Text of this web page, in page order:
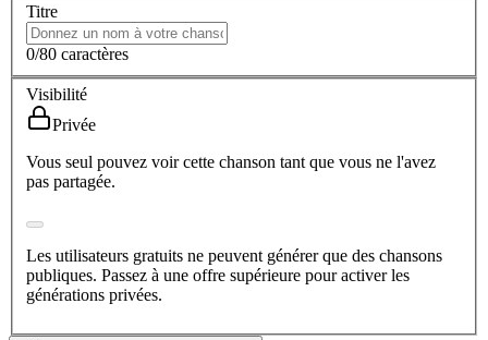
Titre
0/80 caractères
Visibilité
Privée
Vous seul pouvez voir cette chanson tant que vous ne l'avez
pas partagée.
Les utilisateurs gratuits ne peuvent générer que des chansons
publiques. Passez à une offre supérieure pour activer les
générations privées.